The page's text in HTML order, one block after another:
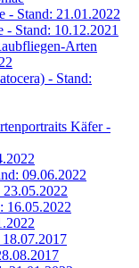
- Stand: 21.01.2022
Stand: 10.12.2021
Arten
- Stand:
Käfer -
09.06.2022
16.05.2022